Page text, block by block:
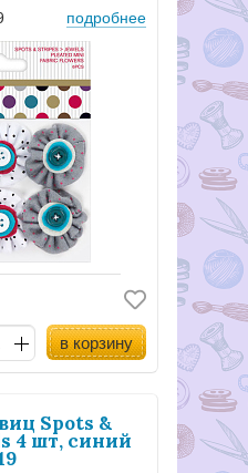
подробнее
в корзину
Spots &
4 шт, синий